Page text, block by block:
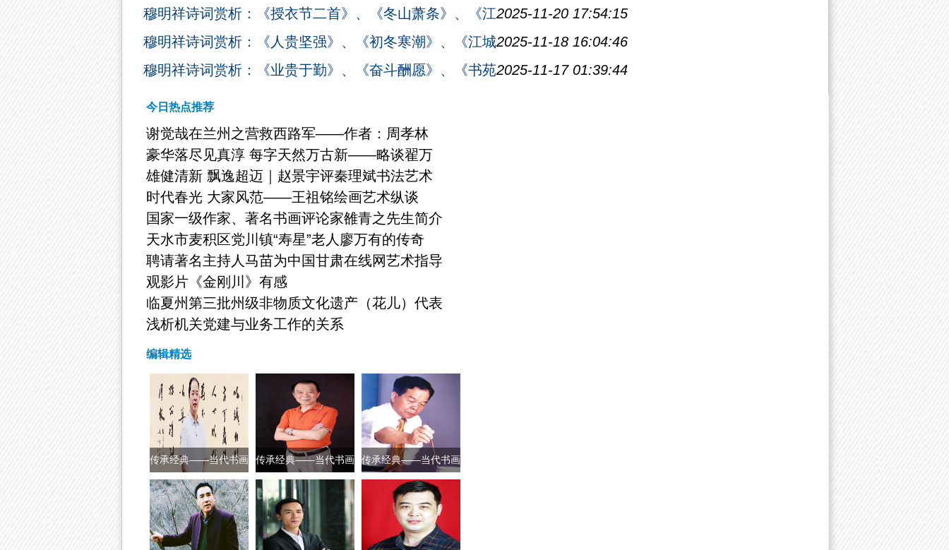
穆明祥诗词赏析：《授衣节二首》、《冬山萧条》、《江2025-11-20 17:54:15
穆明祥诗词赏析：《人贵坚强》、《初冬寒潮》、《江城2025-11-18 16:04:46
穆明祥诗词赏析：《业贵于勤》、《奋斗酬愿》、《书苑2025-11-17 01:39:44
今日热点推荐
谢觉哉在兰州之营救西路军——作者：周孝林
豪华落尽见真淳 每字天然万古新——略谈翟万
雄健清新 飘逸超迈｜赵景宇评秦理斌书法艺术
时代春光 大家风范——王祖铭绘画艺术纵谈
国家一级作家、著名书画评论家雒青之先生简介
天水市麦积区党川镇“寿星”老人廖万有的传奇
聘请著名主持人马苗为中国甘肃在线网艺术指导
观影片《金刚川》有感
临夏州第三批州级非物质文化遗产（花儿）代表
浅析机关党建与业务工作的关系
编辑精选
传承经典——当代书画
界新领军人
传承经典——当代书画
界新领军人
传承经典——当代书画
界新领军人